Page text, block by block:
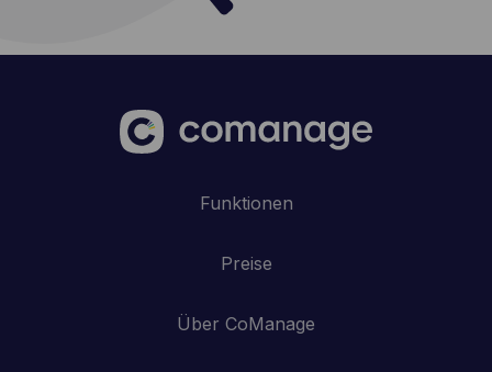
Funktionen
Preise
Über CoManage